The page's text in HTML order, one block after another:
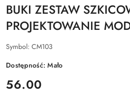
BUKI ZESTAW
PROJEKTOWANIE
Symbol: CM103
Dostępność:Mało
cena:
56.00